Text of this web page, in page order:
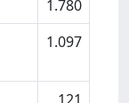
1.780
1.097